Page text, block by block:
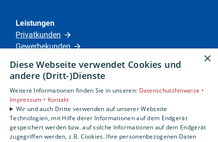
Leistungen
Privatkunden
Gewerbekunden
Unternehmen
Standorte
Siegen
Um externe HTML-Inhalte anzuzeigen, benötigen
×
Diese Webseite verwendet Cookies und
andere (Dritt-)Dienste
Weitere Informationen finden Sie in unseren: Datenschutzhinweise •
Impressum • Kontakt
Wir und auch Dritte verwenden auf unserer Webseite
Technologien, mit Hilfe derer Informationen auf dem Endgerät
gespeichert werden bzw. auf solche Informationen auf dem Endgerät
zugegriffen werden, z.B. Cookies. Ihre personenbezogenen Daten